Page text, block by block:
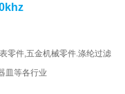
零件,五金机械零件.涤纶过滤
皿等各行业